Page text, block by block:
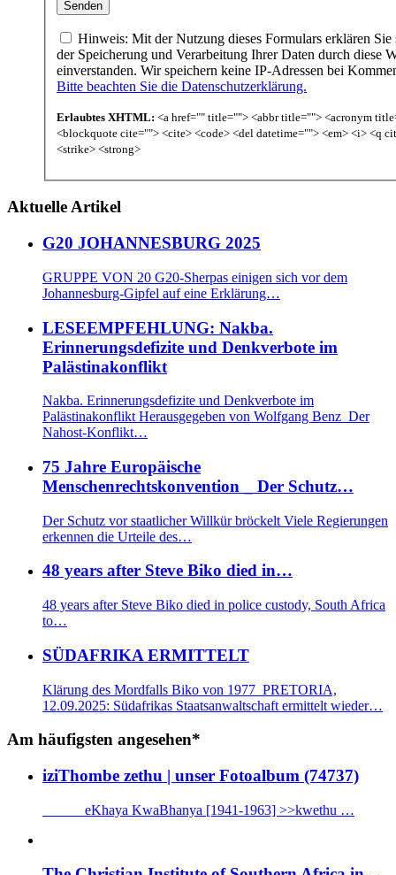
Hinweis: Mit der Nutzung dieses Formulars erklären Sie
der Speicherung und Verarbeitung Ihrer Daten durch diese
einverstanden. Wir speichern keine IP-Adressen bei
Bitte beachten Sie die Datenschutzerklärung.
Erlaubtes XHTML: <a href="" title=""> <abbr title=""> <acronym
<blockquote cite=""> <cite> <code> <del datetime=""> <em> <i> <q
<strike> <strong>
Aktuelle Artikel
G20 JOHANNESBURG 2025
GRUPPE VON 20 G20-Sherpas einigen sich vor dem
Johannesburg-Gipfel auf eine Erklärung…
LESEEMPFEHLUNG: Nakba.
Erinnerungsdefizite und Denkverbote im
Palästinakonflikt
Nakba. Erinnerungsdefizite und Denkverbote im
Palästinakonflikt Herausgegeben von Wolfgang Benz Der
Nahost-Konflikt…
75 Jahre Europäische
Menschenrechtskonvention _ Der Schutz…
Der Schutz vor staatlicher Willkür bröckelt Viele Regierungen
erkennen die Urteile des…
48 years after Steve Biko died in…
48 years after Steve Biko died in police custody, South Africa
to…
SÜDAFRIKA ERMITTELT
Klärung des Mordfalls Biko von 1977 PRETORIA,
12.09.2025: Südafrikas Staatsanwaltschaft ermittelt wieder…
Am häufigsten angesehen*
iziThombe zethu | unser Fotoalbum (74737)
eKhaya KwaBhanya [1941-1963] >>kwethu …